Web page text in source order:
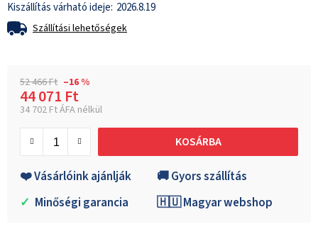
2026.8.19
Szállítási lehetőségek
52 466 Ft –16 %
44 071 Ft
34 702 Ft ÁFA nélkül
KOSÁRBA
❤️ Vásárlóink ajánlják
🚚 Gyors szállítás
✓ Minőségi garancia 🇭🇺 Magyar webshop